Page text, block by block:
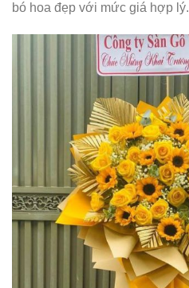
bó hoa đẹp với mức giá hợp lý.